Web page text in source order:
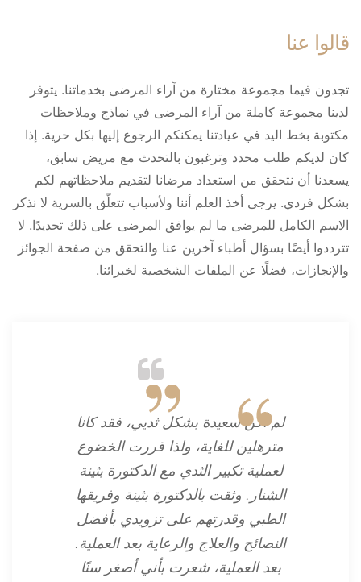
قالوا عنا
تجدون فيما مجموعة مختارة من آراء المرضى بخدماتنا. يتوفر
لدينا مجموعة كاملة من آراء المرضى في نماذج وملاحظات
مكتوبة بخط اليد في عيادتنا يمكنكم الرجوع إليها بكل حرية. إذا
كان لديكم طلب محدد وترغبون بالتحدث مع مريض سابق،
يسعدنا أن نتحقق من استعداد مرضانا لتقديم ملاحظاتهم لكم
بشكل فردي. يرجى أخذ العلم أننا ولأسباب تتعلّق بالسرية لا نذكر
الاسم الكامل للمرضى ما لم يوافق المرضى على ذلك تحديدًا. لا
تترددوا أيضًا بسؤال أطباء آخرين عنا والتحقق من صفحة الجوائز
والإنجازات، فضلًا عن الملفات الشخصية لخبرائنا.
لم أكن سعيدة بشكل ثديي، فقد كانا
مترهلين للغاية، ولذا قررت الخضوع
لعملية تكبير الثدي مع الدكتورة بثينة
الشنار. وثقت بالدكتورة بثينة وفريقها
الطبي وقدرتهم على تزويدي بأفضل
النصائح والعلاج والرعاية بعد العملية.
بعد العملية، شعرت بأني أصغر سنًا